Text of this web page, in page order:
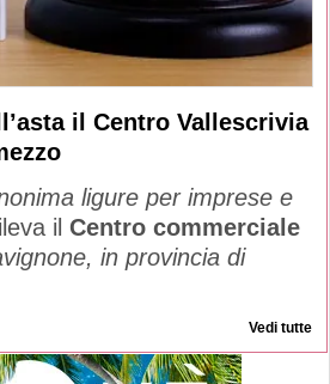
il Centro Vallescrivia
ligure per imprese e
il Centro commerciale
in provincia di
Vedi tutte